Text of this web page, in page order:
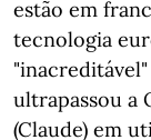
estão em
tecnologia
ultrapassou a
(Claude) em